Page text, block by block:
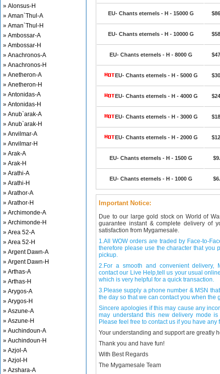
» Alonsus-H
» Aman`Thul-A
» Aman`Thul-H
» Ambossar-A
» Ambossar-H
» Anachronos-A
» Anachronos-H
» Anetheron-A
» Anetheron-H
» Antonidas-A
» Antonidas-H
» Anub`arak-A
» Anub`arak-H
» Anvilmar-A
» Anvilmar-H
» Arak-A
» Arak-H
» Arathi-A
» Arathi-H
» Arathor-A
» Arathor-H
» Archimonde-A
» Archimonde-H
» Area 52-A
» Area 52-H
» Argent Dawn-A
» Argent Dawn-H
» Arthas-A
» Arthas-H
» Arygos-A
» Arygos-H
» Aszune-A
» Aszune-H
» Auchindoun-A
» Auchindoun-H
» Azjol-A
» Azjol-H
» Azshara-A
EU- Chants eternels - H - 15000 G
EU- Chants eternels - H - 10000 G
EU- Chants eternels - H - 8000 G
EU- Chants eternels - H - 5000 G
EU- Chants eternels - H - 4000 G
EU- Chants eternels - H - 3000 G
EU- Chants eternels - H - 2000 G
EU- Chants eternels - H - 1500 G
EU- Chants eternels - H - 1000 G
Important Notice:
Due to our large gold stock on World of
guarantee instant & complete delivery of
satisfaction from Mygamesale.
1.All WOW orders are traded by Face-to-
therefore please use the character that you
pickup.
2.For a smooth and convenient delivery,
contact our Live Help,tell us your usual
which is very helpful for a quick transaction.
3.Please supply a phone number & MSN
the day so that we can contact you when the
Sincere apologies if this may cause any
may understand this new delivery mode
Please feel free to contact us if you have any
Your understanding and support are greatly
Thank you and have fun!
With Best Regards
The Mygamesale Team